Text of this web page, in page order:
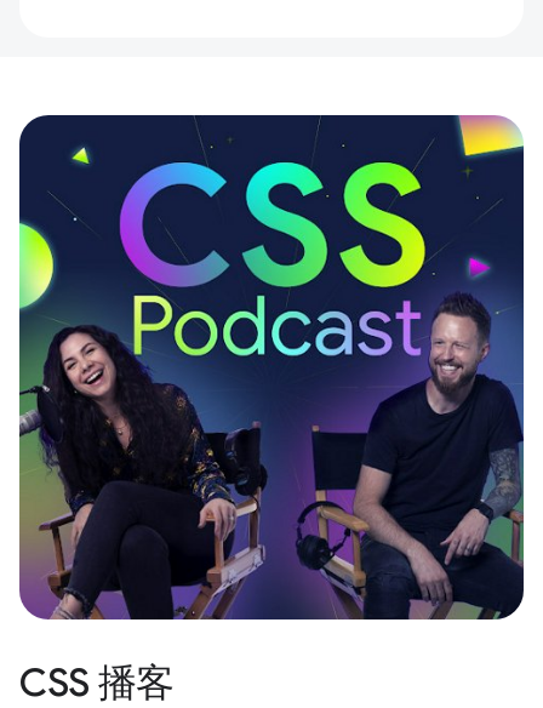
CSS 播客